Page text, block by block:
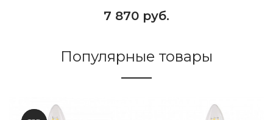
7 870 руб.
Популярные товары